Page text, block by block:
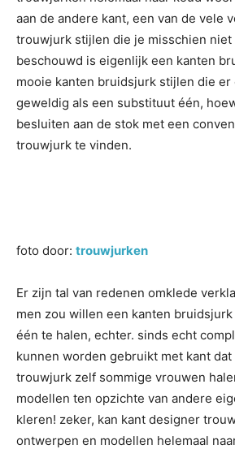
aan de andere kant, een van de vele
trouwjurk stijlen die je misschien niet
beschouwd is eigenlijk een kanten
mooie kanten bruidsjurk stijlen die
geweldig als een substituut één,
besluiten aan de stok met een
trouwjurk te vinden.
foto door: trouwjurken
Er zijn tal van redenen omklede
men zou willen een kanten
één te halen, echter. sinds echt
kunnen worden gebruikt met kant
trouwjurk zelf sommige vrouwen
modellen ten opzichte van andere
kleren! zeker, kan kant designer
ontwerpen en modellen helemaal